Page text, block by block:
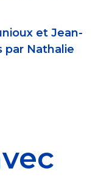
et Jean-
par Nathalie